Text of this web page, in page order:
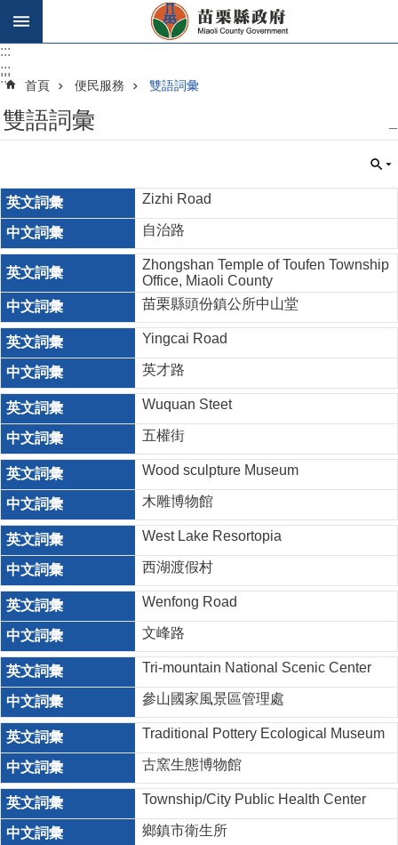
跳到主要內容區塊
:::
:::
::: 首頁 便民服務 雙語詞彙
雙語詞彙
Zizhi Road
自治路
Zhongshan Temple of Toufen Township
Office, Miaoli County
苗栗縣頭份鎮公所中山堂
Yingcai Road
英才路
Wuquan Steet
五權街
Wood sculpture Museum
木雕博物館
West Lake Resortopia
西湖渡假村
Wenfong Road
文峰路
Tri-mountain National Scenic Center
參山國家風景區管理處
Traditional Pottery Ecological Museum
古窯生態博物館
Township/City Public Health Center
鄉鎮市衛生所